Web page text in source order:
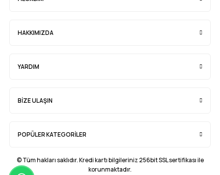
HAKKIMIZDA
YARDIM
BİZE ULAŞIN
POPÜLER KATEGORİLER
© Tüm hakları saklıdır. Kredi kartı bilgileriniz 256bit SSL sertifikası ile
korunmaktadır.